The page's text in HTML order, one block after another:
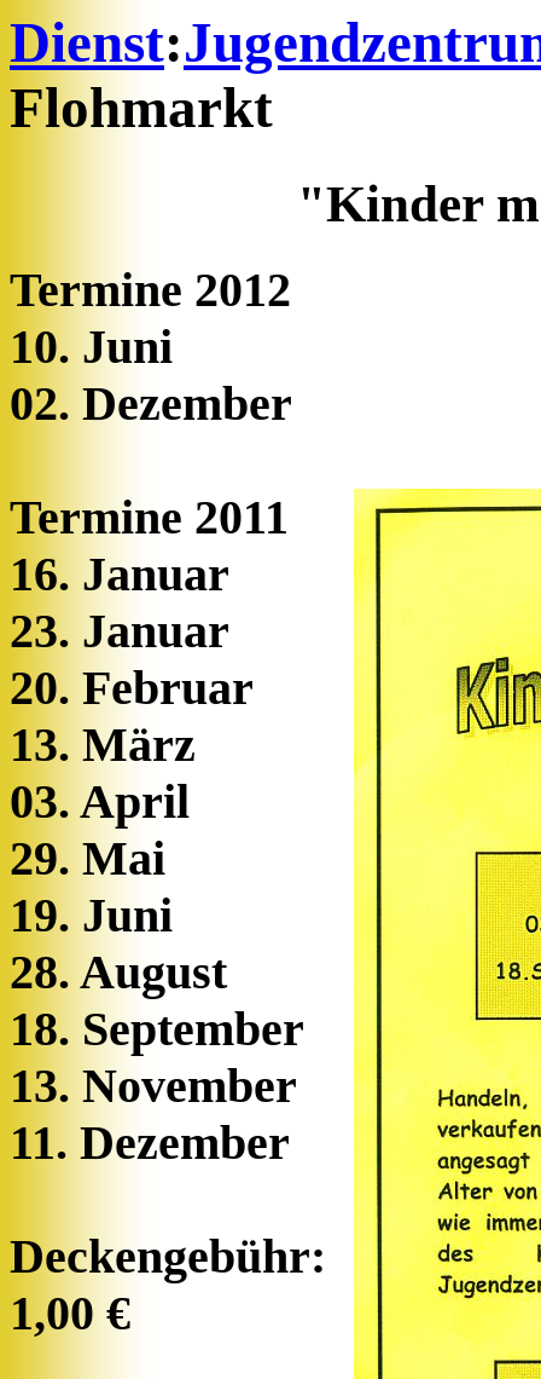
Dienst:
Flohmarkt
"Kinder
Termine 2012
10. Juni
02. Dezember
Termine 2011
16. Januar
23. Januar
20. Februar
13. März
03. April
29. Mai
19. Juni
28. August
18. September
13. November
11. Dezember
Deckengebühr:
1,00 €